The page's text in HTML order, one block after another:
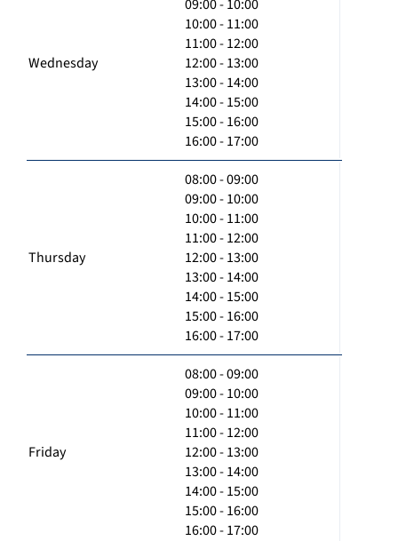
Wednesday
09:00 - 10:00
10:00 - 11:00
11:00 - 12:00
12:00 - 13:00
13:00 - 14:00
14:00 - 15:00
15:00 - 16:00
16:00 - 17:00
Thursday
08:00 - 09:00
09:00 - 10:00
10:00 - 11:00
11:00 - 12:00
12:00 - 13:00
13:00 - 14:00
14:00 - 15:00
15:00 - 16:00
16:00 - 17:00
Friday
08:00 - 09:00
09:00 - 10:00
10:00 - 11:00
11:00 - 12:00
12:00 - 13:00
13:00 - 14:00
14:00 - 15:00
15:00 - 16:00
16:00 - 17:00